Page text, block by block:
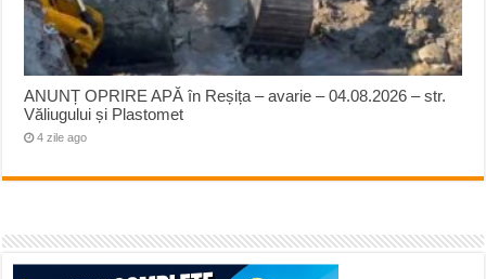
ANUNȚ OPRIRE APĂ în Reșița – avarie – 04.08.2026 – str.
Văliugului și Plastomet
4 zile ago